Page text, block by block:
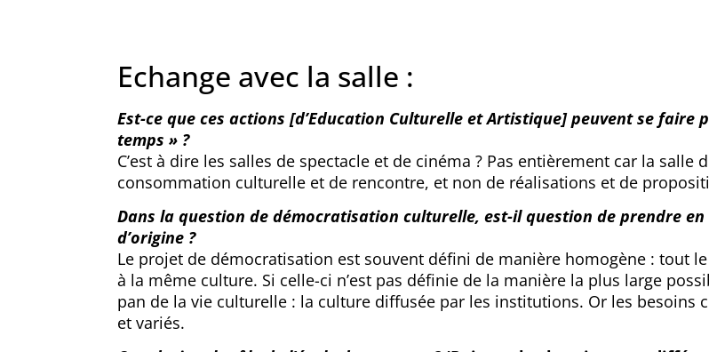
Echange avec la salle :
Est-ce que ces actions [d’Education Culturelle et Artistique] peuvent se faire
temps » ?
C’est à dire les salles de spectacle et de cinéma ? Pas entièrement car la salle
consommation culturelle et de rencontre, et non de réalisations et de
Dans la question de démocratisation culturelle, est-il question de prendre
d’origine ?
Le projet de démocratisation est souvent défini de manière homogène : tout
à la même culture. Si celle-ci n’est pas définie de la manière la plus large
pan de la vie culturelle : la culture diffusée par les institutions. Or les besoins
et variés.